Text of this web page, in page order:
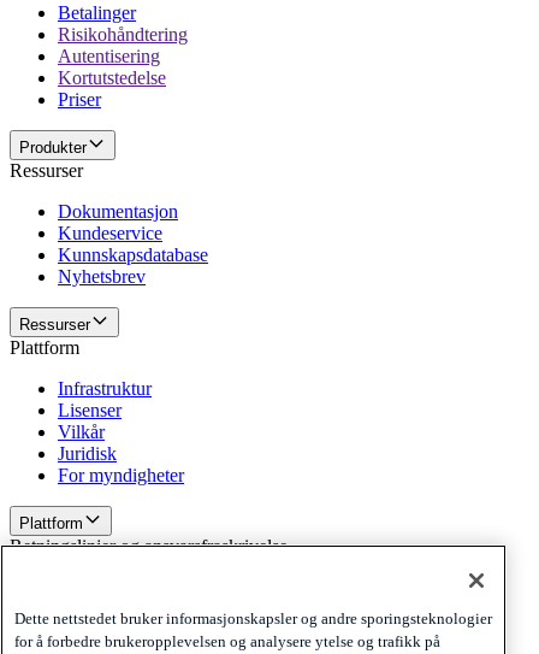
Betalinger
Risikohåndtering
Autentisering
Kortutstedelse
Priser
Produkter
Ressurser
Dokumentasjon
Kundeservice
Kunnskapsdatabase
Nyhetsbrev
Ressurser
Plattform
Infrastruktur
Lisenser
Vilkår
Juridisk
For myndigheter
Plattform
Retningslinjer og ansvarsfraskrivelse
Cookies
Disclaimer
Dette nettstedet bruker informasjonskapsler og andre sporingsteknologier
for å forbedre brukeropplevelsen og analysere ytelse og trafikk på